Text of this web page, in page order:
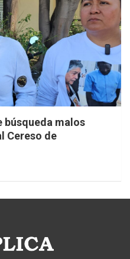
búsqueda malos
Cereso de